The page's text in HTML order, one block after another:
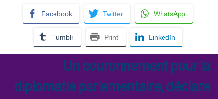
Facebook Twitter WhatsApp
Tumblr Print LinkedIn
Un couronnement pour la
diplomatie parlementaire, déclare